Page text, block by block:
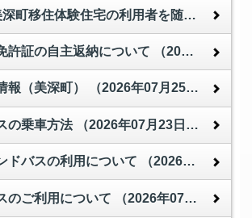
移住体験住宅の利用者を随時受付中
許証の自主返納について （2026年07月27日 ）
報（美深町） （2026年07月25日 ）
の乗車方法 （2026年07月23日 ）
ドバスの利用について （2026年07月09日 ）
のご利用について （2026年07月09日 ）